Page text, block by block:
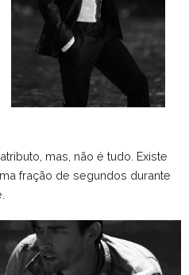
mas, não é tudo. Existe
fração de segundos durante